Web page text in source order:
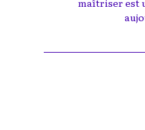
maîtriser est